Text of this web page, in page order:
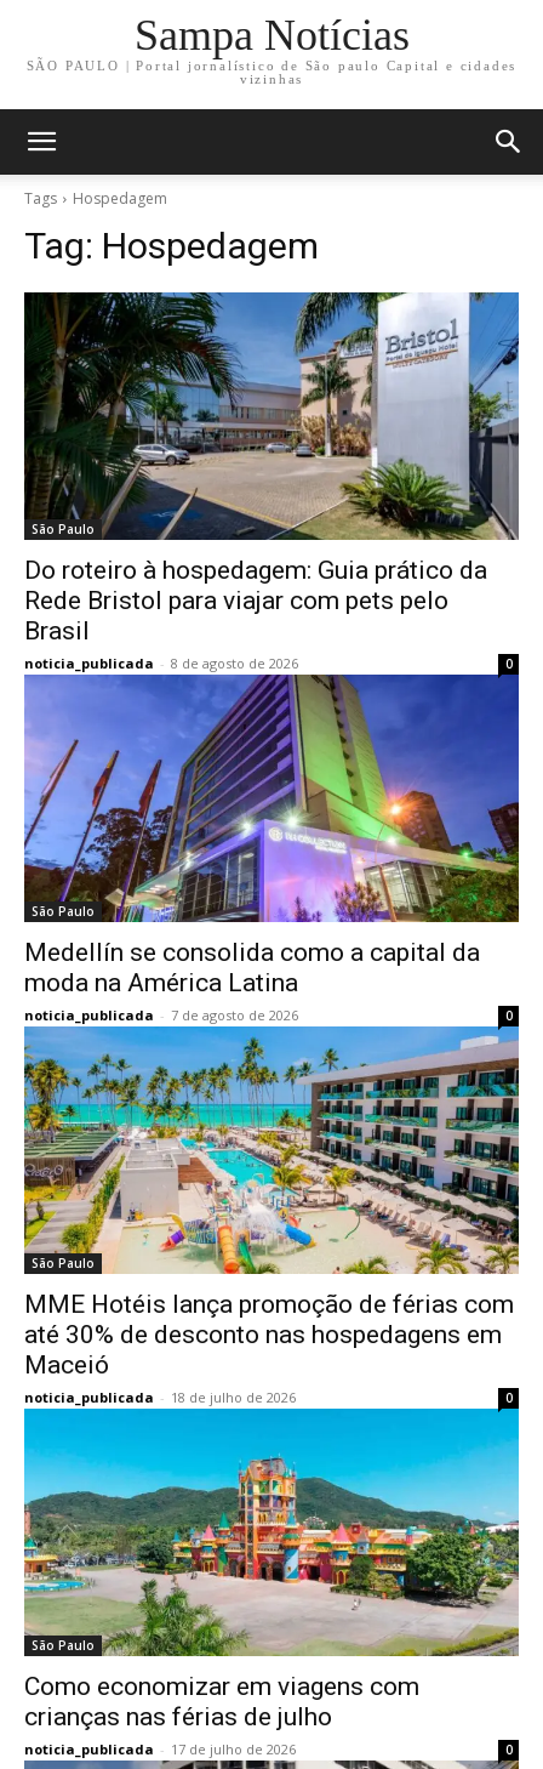
Sampa Notícias
SÃO PAULO | Portal jornalístico de São paulo Capital e cidades
vizinhas
Tags Hospedagem
Tag: Hospedagem
São Paulo
Do roteiro à hospedagem: Guia prático da
Rede Bristol para viajar com pets pelo
Brasil
noticia_publicada - 8 de agosto de 2026 0
São Paulo
Medellín se consolida como a capital da
moda na América Latina
noticia_publicada - 7 de agosto de 2026 0
São Paulo
MME Hotéis lança promoção de férias com
até 30% de desconto nas hospedagens em
Maceió
noticia_publicada - 18 de julho de 2026 0
São Paulo
Como economizar em viagens com
crianças nas férias de julho
noticia_publicada - 17 de julho de 2026 0